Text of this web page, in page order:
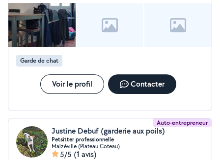
Garde de chat
Voir le profil Contacter
Auto-entrepreneur
Justine Debuf (garderie aux poils)
Petsitter professionnelle
Malzéville (Plateau Coteau)
5/5 (1 avis)